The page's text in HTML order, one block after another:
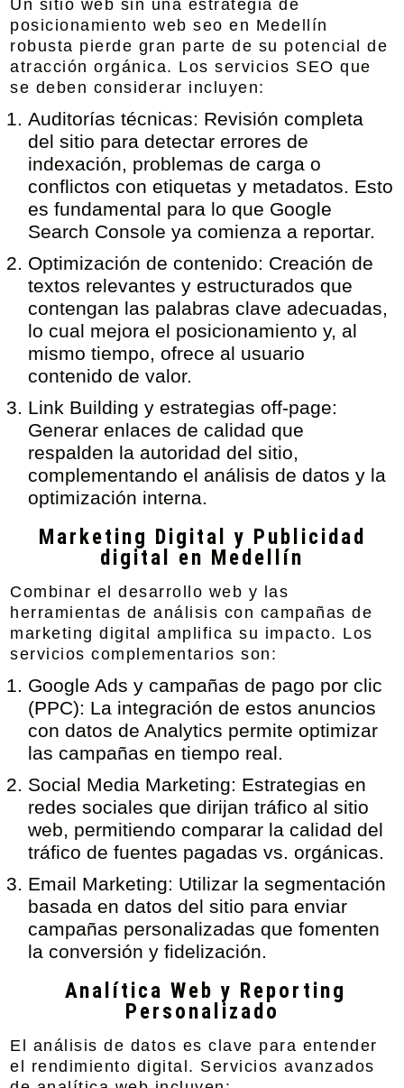
Un sitio web sin una estrategia de
posicionamiento web seo en Medellín
robusta pierde gran parte de su potencial de
atracción orgánica. Los servicios SEO que
se deben considerar incluyen:
Auditorías técnicas: Revisión completa
del sitio para detectar errores de
indexación, problemas de carga o
conflictos con etiquetas y metadatos. Esto
es fundamental para lo que Google
Search Console ya comienza a reportar.
Optimización de contenido: Creación de
textos relevantes y estructurados que
contengan las palabras clave adecuadas,
lo cual mejora el posicionamiento y, al
mismo tiempo, ofrece al usuario
contenido de valor.
Link Building y estrategias off-page:
Generar enlaces de calidad que
respalden la autoridad del sitio,
complementando el análisis de datos y la
optimización interna.
Marketing Digital y Publicidad
digital en Medellín
Combinar el desarrollo web y las
herramientas de análisis con campañas de
marketing digital amplifica su impacto. Los
servicios complementarios son:
Google Ads y campañas de pago por clic
(PPC): La integración de estos anuncios
con datos de Analytics permite optimizar
las campañas en tiempo real.
Social Media Marketing: Estrategias en
redes sociales que dirijan tráfico al sitio
web, permitiendo comparar la calidad del
tráfico de fuentes pagadas vs. orgánicas.
Email Marketing: Utilizar la segmentación
basada en datos del sitio para enviar
campañas personalizadas que fomenten
la conversión y fidelización.
Analítica Web y Reporting
Personalizado
El análisis de datos es clave para entender
el rendimiento digital. Servicios avanzados